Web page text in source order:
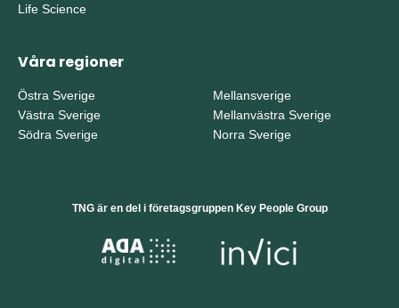
Life Science
Våra regioner
Östra Sverige
Västra Sverige
Södra Sverige
Mellansverige
Mellanvästra Sverige
Norra Sverige
TNG är en del i företagsgruppen Key People Group